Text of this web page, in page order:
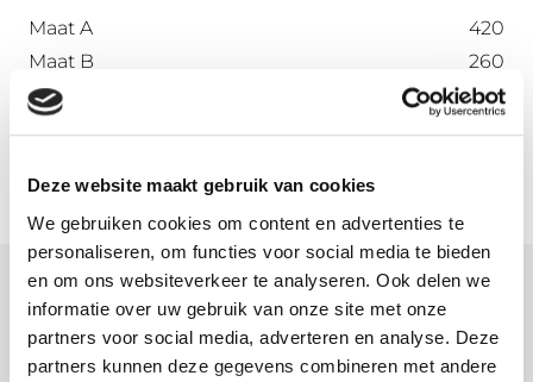
Deze website maakt gebruik van cookies
We gebruiken cookies om content en advertenties te
personaliseren, om functies voor social media te bieden
en om ons websiteverkeer te analyseren. Ook delen we
informatie over uw gebruik van onze site met onze
partners voor social media, adverteren en analyse. Deze
partners kunnen deze gegevens combineren met andere
Maat A
420
Maat B
260
Maat C
67
Meer informatie
Download hier onze montagehandleiding